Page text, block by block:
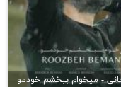
- میخوام ببخشم خودمو